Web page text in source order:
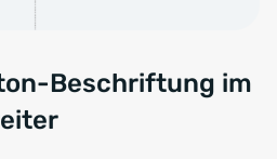
Beschriftung im